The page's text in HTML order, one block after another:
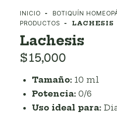
INICIO BOTIQUÍN
PRODUCTOS
LACHESIS
Lachesis
$15,000
Tamaño: 10 ml
Potencia: 0/6
Uso ideal para: